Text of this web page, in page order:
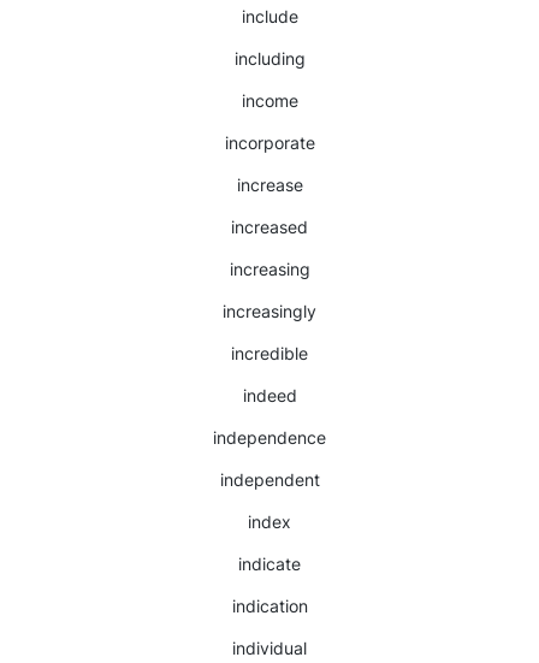
include
including
income
incorporate
increase
increased
increasing
increasingly
incredible
indeed
independence
independent
index
indicate
indication
individual